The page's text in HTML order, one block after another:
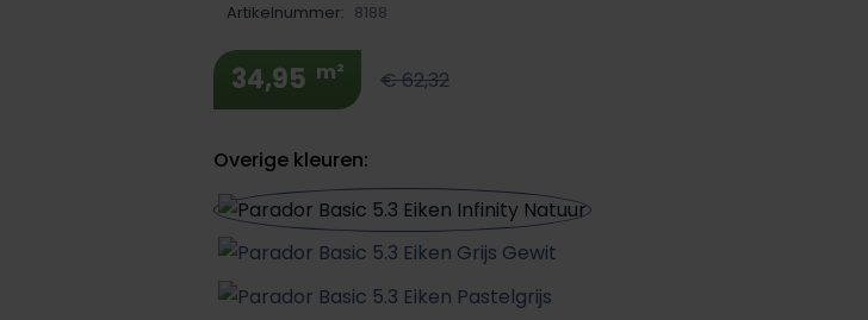
Artikelnummer: 8188
34,95 m² € 62,32
Overige kleuren: